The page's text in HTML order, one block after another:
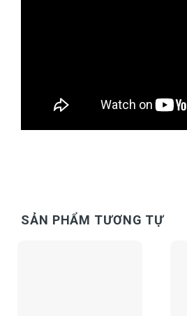
SẢN PHẨM TƯƠNG TỰ